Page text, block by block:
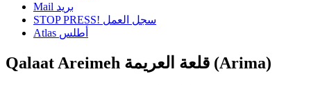
Mail بريد
STOP PRESS! سجل العمل
Atlas أطلس
Qalaat Areimeh قلعة العريمة (Arima)